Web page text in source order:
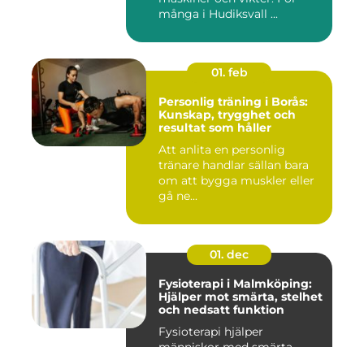
många i Hudiksvall ...
01. feb
Personlig träning i Borås:
Kunskap, trygghet och
resultat som håller
Att anlita en personlig
tränare handlar sällan bara
om att bygga muskler eller
gå ne...
01. dec
Fysioterapi i Malmköping:
Hjälper mot smärta, stelhet
och nedsatt funktion
Fysioterapi hjälper